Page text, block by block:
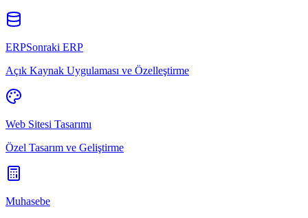
ERPSonraki ERP
Açık Kaynak Uygulaması ve Özelleştirme
Web Sitesi Tasarımı
Özel Tasarım ve Geliştirme
Muhasebe